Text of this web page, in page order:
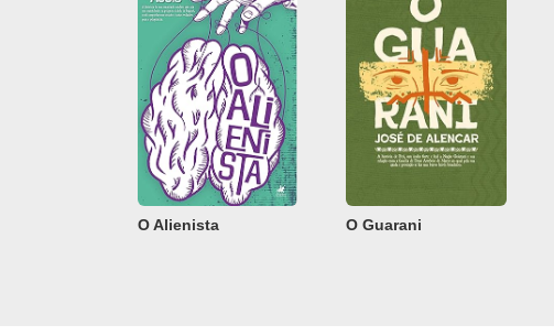
O Alienista O Guarani